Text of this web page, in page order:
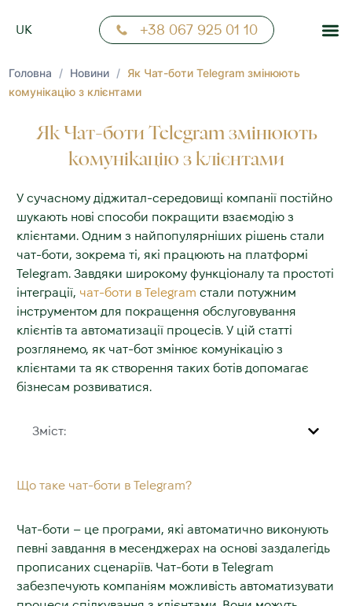
UK
NN
+38 067 925 01 10
Головна / Новини / Як Чат-боти Telegram змінюють
комунікацію з клієнтами
Як Чат-боти Telegram змінюють
комунікацію з клієнтами
У сучасному діджитал-середовищі компанії постійно
шукають нові способи покращити взаємодію з
клієнтами. Одним з найпопулярніших рішень стали
чат-боти, зокрема ті, які працюють на платформі
Telegram. Завдяки широкому функціоналу та простоті
інтеграції, чат-боти в Telegram стали потужним
інструментом для покращення обслуговування
клієнтів та автоматизації процесів. У цій статті
розглянемо, як чат-бот змінює комунікацію з
клієнтами та як створення таких ботів допомагає
бізнесам розвиватися.
Зміст:
Що таке чат-боти в Telegram?
Чат-боти – це програми, які автоматично виконують
певні завдання в месенджерах на основі заздалегідь
прописаних сценаріїв. Чат-боти в Telegram
забезпечують компаніям можливість автоматизувати